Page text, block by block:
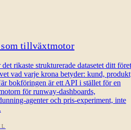
tillväxtmotor
rikaste strukturerade datasetet ditt
vad varje krona betyder: kund,
bokföringen är ett API i stället för en
för runway-dashboards,
agenter och pris-experiment, inte